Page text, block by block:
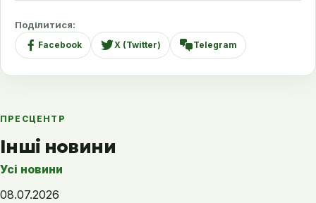
Поділитися:
Facebook X (Twitter) Telegram
ПРЕСЦЕНТР
Інші новини
Усі новини
08.07.2026